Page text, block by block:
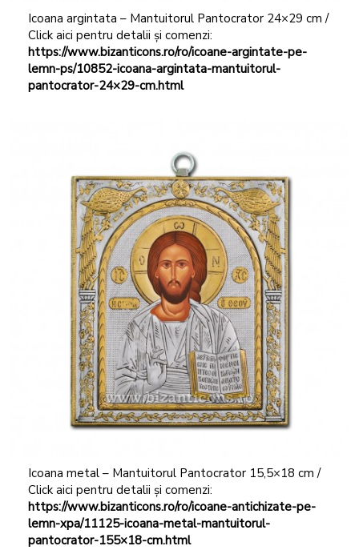
Icoana argintata – Mantuitorul Pantocrator 24×29 cm /
Click aici pentru detalii și comenzi:
https://www.bizanticons.ro/ro/icoane-argintate-pe-
lemn-ps/10852-icoana-argintata-mantuitorul-
pantocrator-24×29-cm.html
Icoana metal – Mantuitorul Pantocrator 15,5×18 cm /
Click aici pentru detalii și comenzi:
https://www.bizanticons.ro/ro/icoane-antichizate-pe-
lemn-xpa/11125-icoana-metal-mantuitorul-
pantocrator-155×18-cm.html